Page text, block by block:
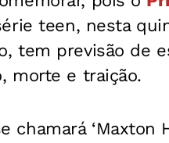
teen, nesta
tem previsão de
morte e traição.
chamará ‘Maxton